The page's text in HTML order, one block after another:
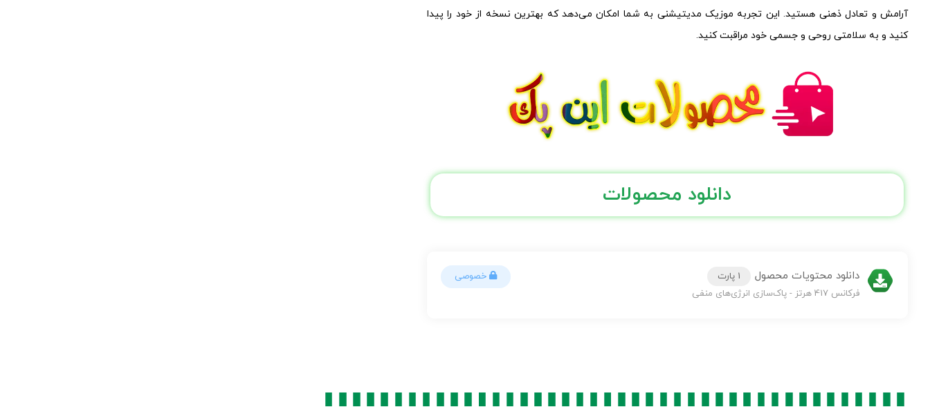
آرامش و تعادل ذهنی هستید. این تجربه موزیک مدیتیشنی به شما امکان می‌دهد که بهترین نسخه از خود را پیدا
کنید و به سلامتی روحی و جسمی خود مراقبت کنید.
دانلود محصولات
دانلود محتویات محصول
1 پارت
فرکانس 417 هرتز - پاک‌سازی انرژی‌های منفی
خصوصی